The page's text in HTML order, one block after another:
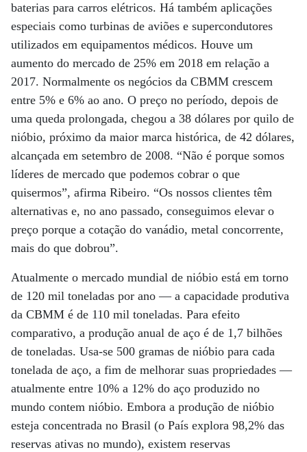
baterias para carros elétricos. Há também aplicações
especiais como turbinas de aviões e supercondutores
utilizados em equipamentos médicos. Houve um
aumento do mercado de 25% em 2018 em relação a
2017. Normalmente os negócios da CBMM crescem
entre 5% e 6% ao ano. O preço no período, depois de
uma queda prolongada, chegou a 38 dólares por quilo de
nióbio, próximo da maior marca histórica, de 42 dólares,
alcançada em setembro de 2008. “Não é porque somos
líderes de mercado que podemos cobrar o que
quisermos”, afirma Ribeiro. “Os nossos clientes têm
alternativas e, no ano passado, conseguimos elevar o
preço porque a cotação do vanádio, metal concorrente,
mais do que dobrou”.
Atualmente o mercado mundial de nióbio está em torno
de 120 mil toneladas por ano — a capacidade produtiva
da CBMM é de 110 mil toneladas. Para efeito
comparativo, a produção anual de aço é de 1,7 bilhões
de toneladas. Usa-se 500 gramas de nióbio para cada
tonelada de aço, a fim de melhorar suas propriedades —
atualmente entre 10% a 12% do aço produzido no
mundo contem nióbio. Embora a produção de nióbio
esteja concentrada no Brasil (o País explora 98,2% das
reservas ativas no mundo), existem reservas